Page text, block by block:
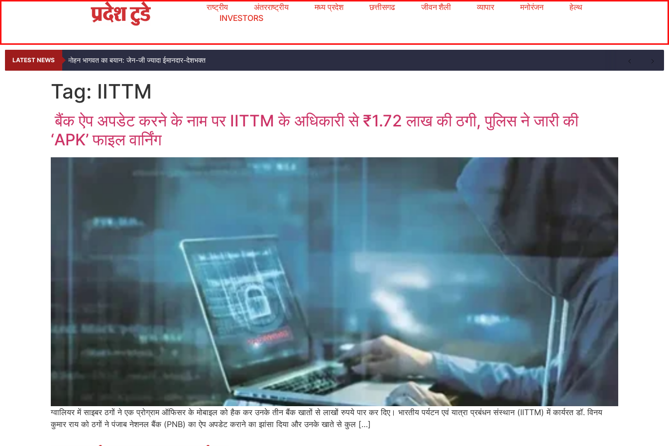
राष्ट्रीय अंतरराष्ट्रीय मध्य प्रदेश छत्तीसगढ जीवन शैली व्यापार मनोरंजन
हेल्थ
INVESTORS
LATEST NEWS मोहन भागवत का बयान: जेन-जी ज्यादा ईमानदार-देशभक्त
Tag: IITTM
बैंक ऐप अपडेट करने के नाम पर IITTM के अधिकारी से ₹1.72 लाख की ठगी, पुलिस ने जारी की
‘APK’ फाइल वार्निंग
ग्वालियर में साइबर ठगों ने एक प्रोग्राम ऑफिसर के मोबाइल को हैक कर उनके तीन बैंक खातों से लाखों रुपये पार कर दिए। भारतीय पर्यटन एवं यात्रा प्रबंधन संस्थान (IITTM) में कार्यरत डॉ. विनय
कुमार राय को ठगों ने पंजाब नेशनल बैंक (PNB) का ऐप अपडेट कराने का झांसा दिया और उनके खाते से कुल […]